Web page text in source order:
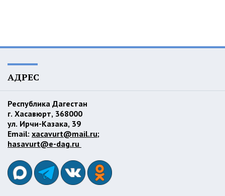
АДРЕС
Республика Дагестан
г. Хасавюрт, 368000
ул. Ирчи-Казака, 39
Email: xacavurt@mail.ru;
hasavurt@e-dag.ru